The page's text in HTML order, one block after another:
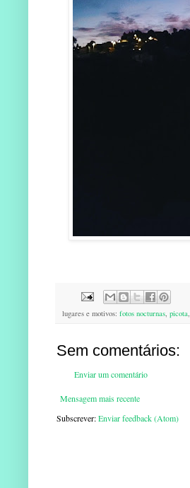
lugares e motivos: fotos nocturnas, picota,
Sem comentários:
Enviar um comentário
Mensagem mais recente
Subscrever:Enviar feedback (Atom)